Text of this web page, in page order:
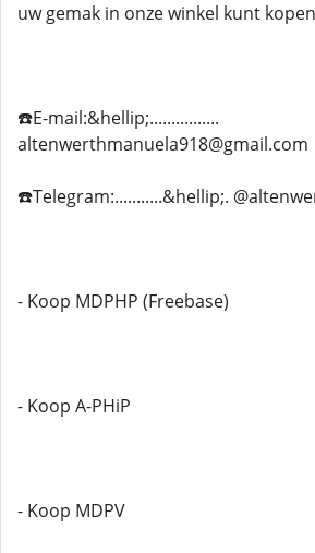
uw gemak in onze winkel kunt kopen
☎️E-mail:&hellip;................
altenwerthmanuela918@gmail.com
☎️Telegram:...........&hellip;.
- Koop MDPHP (Freebase)
- Koop A-PHiP
- Koop MDPV